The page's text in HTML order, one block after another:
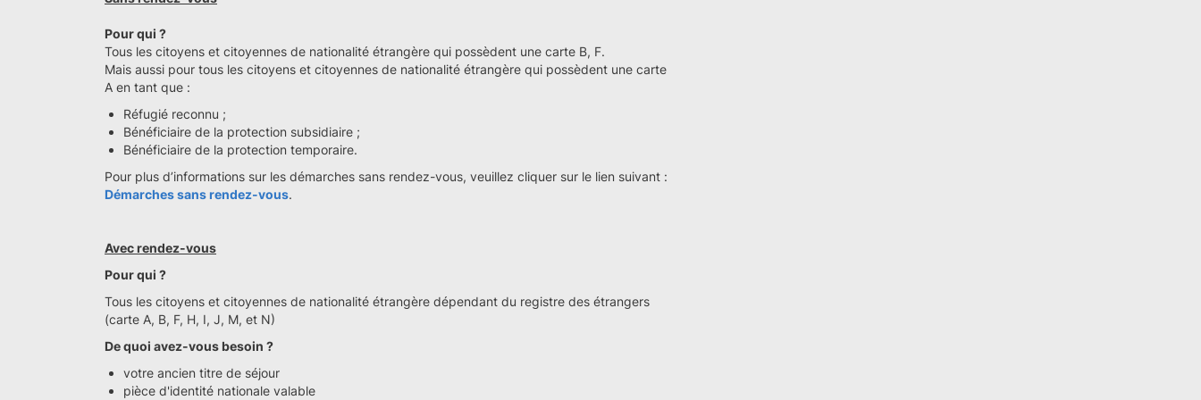
Pour qui ?
Tous les citoyens et citoyennes de nationalité étrangère qui possèdent une carte B, F.
Mais aussi pour tous les citoyens et citoyennes de nationalité étrangère qui possèdent une carte
A en tant que :
Réfugié reconnu ;
Bénéficiaire de la protection subsidiaire ;
Bénéficiaire de la protection temporaire.
Pour plus d’informations sur les démarches sans rendez-vous, veuillez cliquer sur le lien suivant :
Démarches sans rendez-vous.
Avec rendez-vous
Pour qui ?
Tous les citoyens et citoyennes de nationalité étrangère dépendant du registre des étrangers
(carte A, B, F, H, I, J, M, et N)
De quoi avez-vous besoin ?
votre ancien titre de séjour
pièce d'identité nationale valable